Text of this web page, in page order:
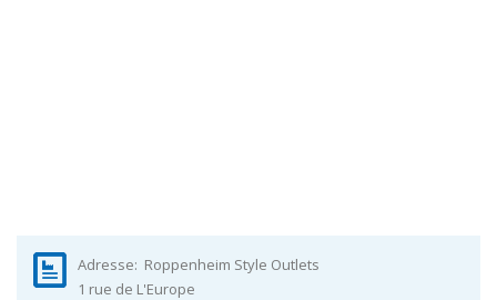
Adresse: Roppenheim Style Outlets
1 rue de L'Europe